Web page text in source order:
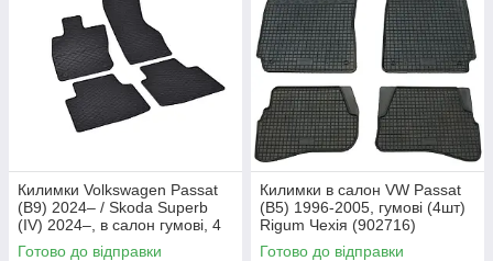
Килимки Volkswagen Passat
(B9) 2024– / Skoda Superb
(IV) 2024–, в салон гумові, 4
шт., Rigum Чехія (906233)
Готово до відправки
Килимки в салон VW Passat
(B5) 1996-2005, гумові (4шт)
Rigum Чехія (902716)
Готово до відправки